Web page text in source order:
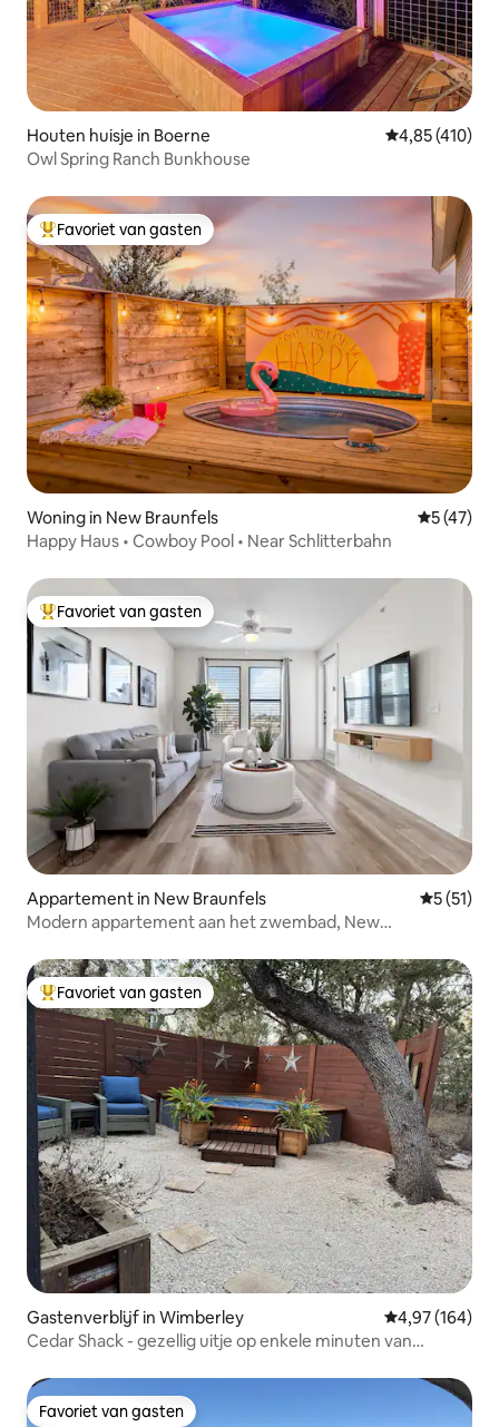
Houten huisje in Boerne Gemiddelde
4,85 (410)
Owl Spring Ranch Bunkhouse
Topfavoriet van gasten
Favoriet van gasten
Woning in New Braunfels
5 (47)
Happy Haus • Cowboy Pool • Near Schlitterbahn
Topfavoriet van gasten
Favoriet van gasten
Appartement in New Braunfels
5 (51)
Modern appartement aan het zwembad, New
Topfavoriet van gasten
Favoriet van gasten
Gastenverblijf in Wimberley Gemiddelde
4,97 (164)
Cedar Shack - gezellig uitje op enkele minuten van
Favoriet van gasten
Favoriet van gasten